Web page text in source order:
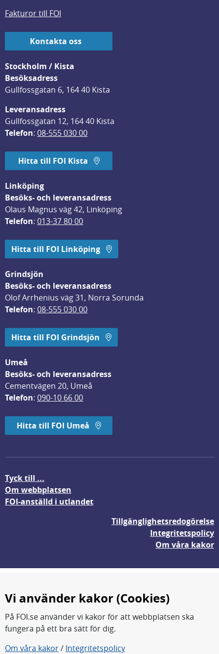
Fakturor till FOI
Kontakta oss
Stockholm / Kista
Besöksadress
Gullfossgatan 6, 164 40 Kista
Leveransadress
Gullfossgatan 12, 164 40 Kista
Telefon: 08-555 030 00
Hitta till FOI Kista
Linköping
Besöks- och leveransadress
Olaus Magnus väg 42, Linköping
Telefon: 013-37 80 00
Hitta till FOI Linköping
Grindsjön
Besöks- och leveransadress
Olof Arrhenius väg 31, Norra Sorunda
Telefon: 08-555 030 00
Hitta till FOI Grindsjön
Umeå
Besöks- och leveransadress
Cementvägen 20, Umeå
Telefon: 090-10 66 00
Hitta till FOI Umeå
Tyck till ...
Om webbplatsen
FOI-anställd i utlandet
Tillgänglighetsredogörelse
Integritetspolicy
Om våra kakor
FOI forskar för en säkrare värld.
Vi använder kakor (Cookies)
På FOI.se använder vi kakor för att webbplatsen ska
fungera på ett bra sätt för dig.
Om våra kakor/ Integritetspolicy